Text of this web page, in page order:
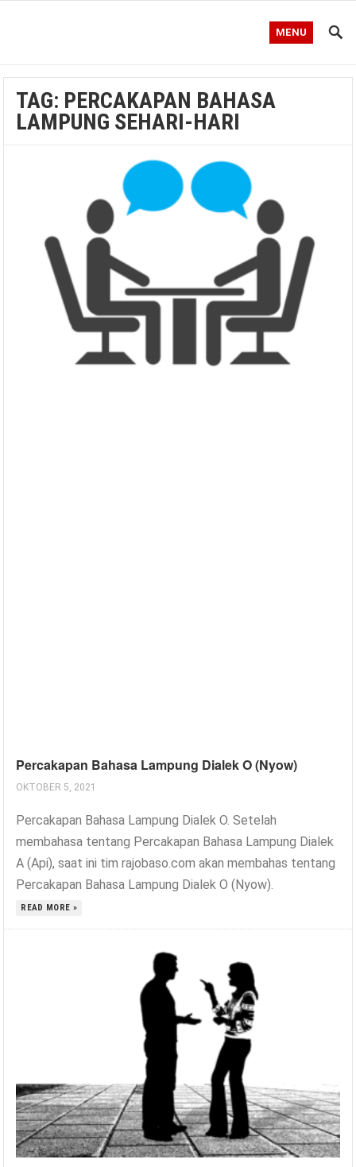
MENU
TAG: PERCAKAPAN BAHASA
LAMPUNG SEHARI-HARI
Percakapan Bahasa Lampung Dialek O (Nyow)
OKTOBER 5, 2021
Percakapan Bahasa Lampung Dialek O. Setelah
membahasa tentang Percakapan Bahasa Lampung Dialek
A (Api), saat ini tim rajobaso.com akan membahas tentang
Percakapan Bahasa Lampung Dialek O (Nyow).
READ MORE »